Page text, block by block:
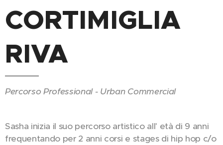
CORTIMIGLIA
RIVA
Percorso Professional - Urban Commercial
Sasha inizia il suo percorso artistico all' età di 9 anni
frequentando per 2 anni corsi e stages di hip hop c/o